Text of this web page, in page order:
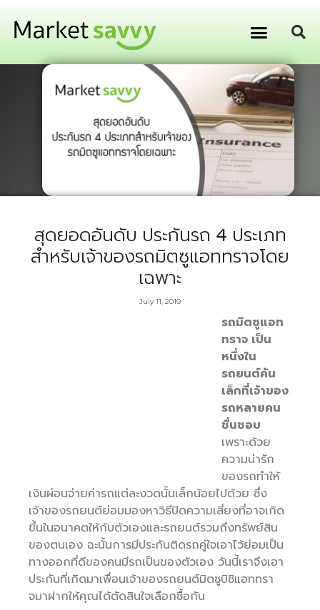
สุดยอดอันดับ ประกันรถ 4 ประเภท
สำหรับเจ้าของรถมิตซูแอททราจโดย
เฉพาะ
July 11, 2019
รถมิตซูแอท
ทราจ เป็น
หนึ่งใน
รถยนต์คัน
เล็กที่เจ้าของ
รถหลายคน
ชื่นชอบ
เพราะด้วย
ความน่ารัก
ของรถทำให้
เงินผ่อนจ่ายค่ารถแต่ละงวดนั้นเล็กน้อยไปด้วย ซึ่ง
เจ้าของรถยนต์ย่อมมองหาวิธีปิดความเสี่ยงที่อาจเกิด
ขึ้นในอนาคตให้กับตัวเองและรถยนต์รวมถึงทรัพย์สิน
ของตนเอง ฉะนั้นการมีประกันติดรถคู่ใจเอาไว้ย่อมเป็น
ทางออกที่ดีของคนมีรถเป็นของตัวเอง วันนี้เราจึงเอา
ประกันที่เกิดมาเพื่อนเจ้าของรถยนต์มิตซูบิชิแอททรา
จมาฝากให้คุณได้ตัดสินใจเลือกซื้อกัน